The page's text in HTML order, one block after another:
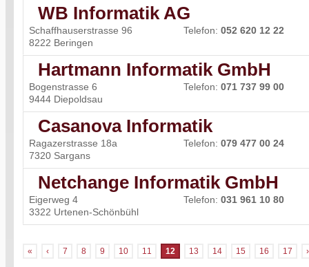
WB Informatik AG
Schaffhauserstrasse 96
8222 Beringen
Telefon: 052 620 12 22
Hartmann Informatik GmbH
Bogenstrasse 6
9444 Diepoldsau
Telefon: 071 737 99 00
Casanova Informatik
Ragazerstrasse 18a
7320 Sargans
Telefon: 079 477 00 24
Netchange Informatik GmbH
Eigerweg 4
3322 Urtenen-Schönbühl
Telefon: 031 961 10 80
« ‹ 7 8 9 10 11 12 13 14 15 16 17 ›